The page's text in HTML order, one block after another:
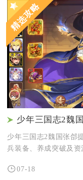
精选攻略
少年三国志2魏
少年三国志2魏国张郃
兵装备、养成突破及资
07-18